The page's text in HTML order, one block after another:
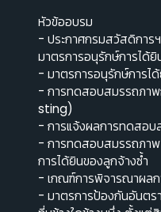
หัวข้ออบรม
- ประกาศกรมสวัสดิการ
มาตรการอนุรักษ์การได้
- มาตรการอนุรักษ์การไ
- การทดสอบสมรรถภา
sting)
- การแจ้งผลการทดสอบ
- การทดสอบสมรรถภา
การได้ยินของลูกจ้างซํ้า
- เกณฑ์การพิจารณาผล
- มาตรการป้องกันอันตร